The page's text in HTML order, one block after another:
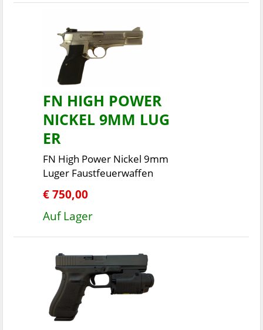
FN HIGH POWER
NICKEL 9MM LUG
ER
FN High Power Nickel 9mm
Luger Faustfeuerwaffen
€ 750,00
Auf Lager